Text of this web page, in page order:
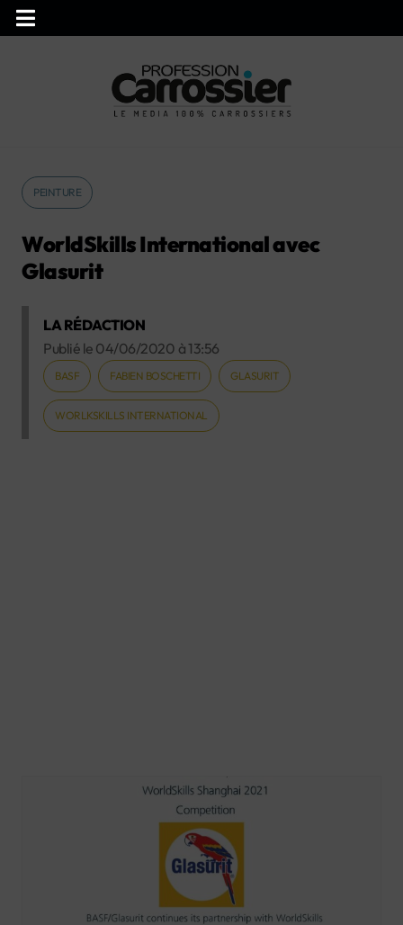
PEINTURE
WorldSkills International avec
Glasurit
LA RÉDACTION
Publié le 04/06/2020 à 13:56
BASF FABIEN BOSCHETTI GLASURIT
WORLKSKILLS INTERNATIONAL